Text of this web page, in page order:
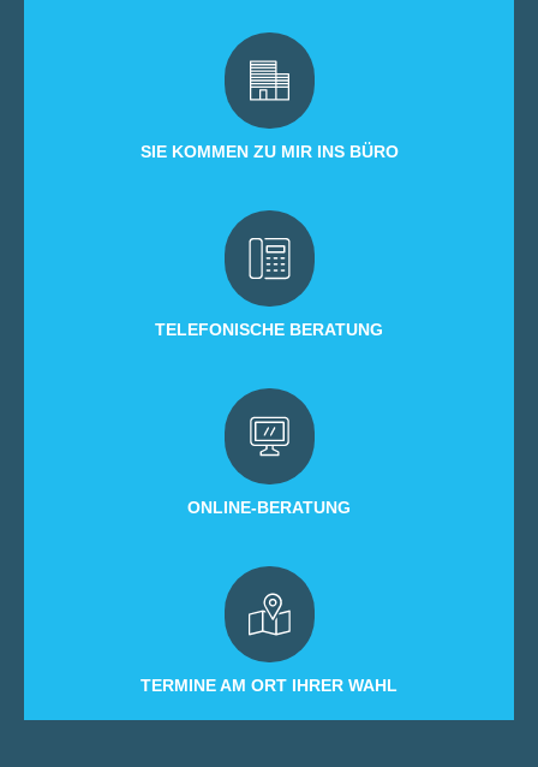
SIE KOMMEN ZU MIR INS BÜRO
TELEFONISCHE BERATUNG
ONLINE-BERATUNG
TERMINE AM ORT IHRER WAHL